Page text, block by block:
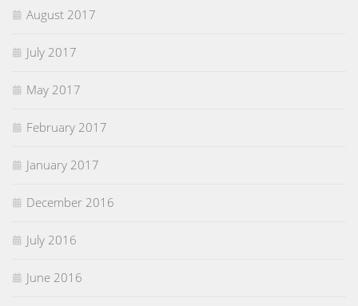
August 2017
July 2017
May 2017
February 2017
January 2017
December 2016
July 2016
June 2016